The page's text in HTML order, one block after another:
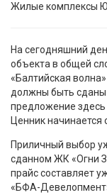
Жилые комплексы
На сегодняшний
объекта в общей
«Балтийская
должны быть сданы
предложение здесь
Ценник начинается
Приличный выбор
сданном ЖК «Огни
прайс составляет
«БФА-